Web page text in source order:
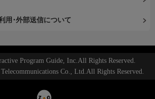
用･外部送信について
Program Guide, Inc.All Rights Reserved.
Co., Ltd.All Rights Reserved.